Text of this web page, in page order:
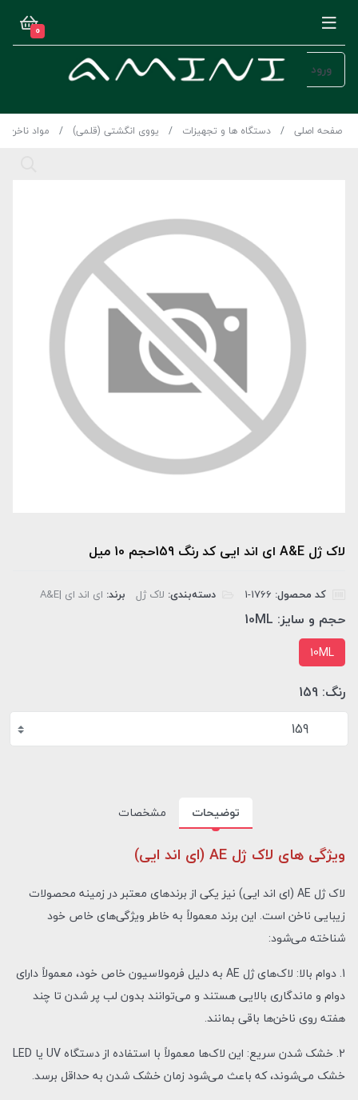
0
ورود
صفحه اصلی دستگاه ها و تجهیزات یووی انگشتی (قلمی) مواد ناخن
لاک ژل A&E ای اند ایی کد رنگ 159حجم 10 میل
کد محصول: دسته‌بندی: لاک ژل برند: ای اند ای |A&E
حجم و سایز: 10ML
10ML
رنگ: 159
159
توضیحات مشخصات
ویژگی های لاک ژل AE (ای اند ایی)
لاک ژل AE (ای اند ایی) نیز یکی از برندهای معتبر در زمینه محصولات
زیبایی ناخن است. این برند معمولاً به خاطر ویژگی‌های خاص خود
شناخته می‌شود:
1. دوام بالا: لاک‌های ژل AE به دلیل فرمولاسیون خاص خود، معمولاً دارای
دوام و ماندگاری بالایی هستند و می‌توانند بدون لب پر شدن تا چند
هفته روی ناخن‌ها باقی بمانند.
2. خشک شدن سریع: این لاک‌ها معمولاً با استفاده از دستگاه UV یا LED
خشک می‌شوند، که باعث می‌شود زمان خشک شدن به حداقل برسد.